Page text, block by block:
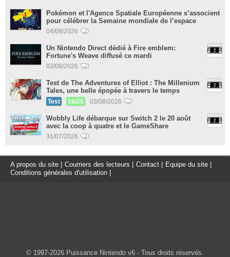
Pokémon et l'Agence Spatiale Européenne s’associent
pour célébrer la Semaine mondiale de l’espace
04/08/2026
Un Nintendo Direct dédié à Fire emblem:
Fortune's Weave diffusé ce mardi
03/08/2026
Test de The Adventures of Elliot : The Millenium
Tales, une belle épopée à travers le temps
Test 16/20 03/08/2026
Wobbly Life débarque sur Switch 2 le 20 août
avec la coop à quatre et le GameShare
31/07/2026
A propos du site Courriers des lecteurs Contact Equipe du site
Conditions générales d'utilisation
© 1997-2026 Puissance Nintendo v6 - Tous droits réservés.